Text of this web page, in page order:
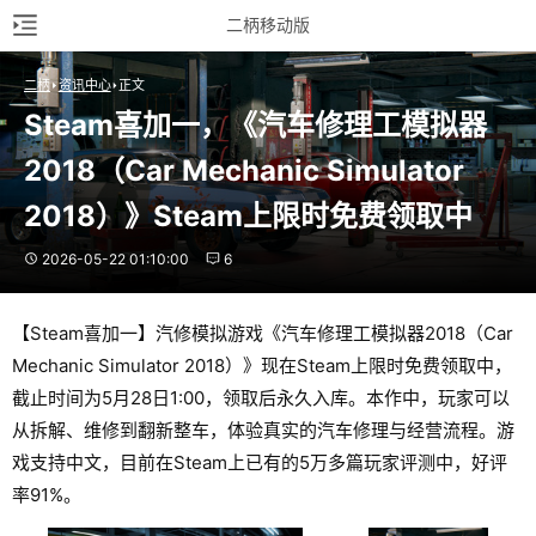
二柄移动版
二柄 资讯中心 正文
Steam喜加一，《汽车修理工模拟器
2018（Car Mechanic Simulator
2018）》Steam上限时免费领取中
2026-05-22 01:10:00 6
【Steam喜加一】汽修模拟游戏《汽车修理工模拟器2018（Car
Mechanic Simulator 2018）》现在Steam上限时免费领取中，
截止时间为5月28日1:00，领取后永久入库。本作中，玩家可以
从拆解、维修到翻新整车，体验真实的汽车修理与经营流程。游
戏支持中文，目前在Steam上已有的5万多篇玩家评测中，好评
率91%。